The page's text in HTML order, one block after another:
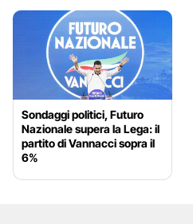
Sondaggi politici, Futuro
Nazionale supera la Lega: il
partito di Vannacci sopra il
6%